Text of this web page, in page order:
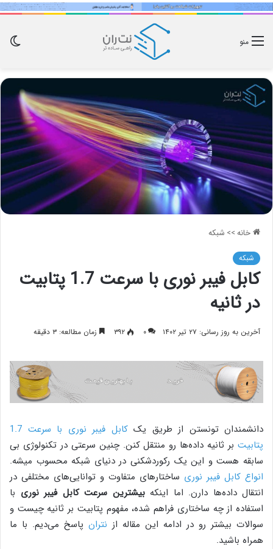
منو
خانه>> شبکه
شبکه
کابل فیبر نوری با سرعت 1.7 پتابیت
در ثانیه
آخرین به روز رسانی: ۲۷ تیر ۱۴۰۲ ۰ ۳۹۲ زمان مطالعه: ۳ دقیقه
دانشمندان تونستن از طریق یک
کابل فیبر نوری با سرعت 1.7
پتابیت بر ثانیه داده‌ها رو منتقل کنن. چنین سرعتی در تکنولوژی بی
سابقه هست و این یک رکوردشکنی در دنیای شبکه محسوب میشه.
انواع کابل فیبر نوری ساختارهای متفاوت و توانایی‌های مختلفی در
انتقال داده‌ها دارن. اما اینکهبیشترین سرعت کابل فیبر نوری با
استفاده از چه ساختاری فراهم شده، مفهوم پتابیت بر ثانیه چیست و
سوالات بیشتر رو در ادامه این مقاله از نتران پاسخ می‌دیم. با ما
همراه باشید.